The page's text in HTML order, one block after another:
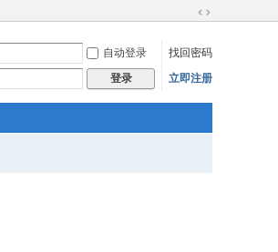
换
到
宽
自动登录
找回密码
登录 立即注册